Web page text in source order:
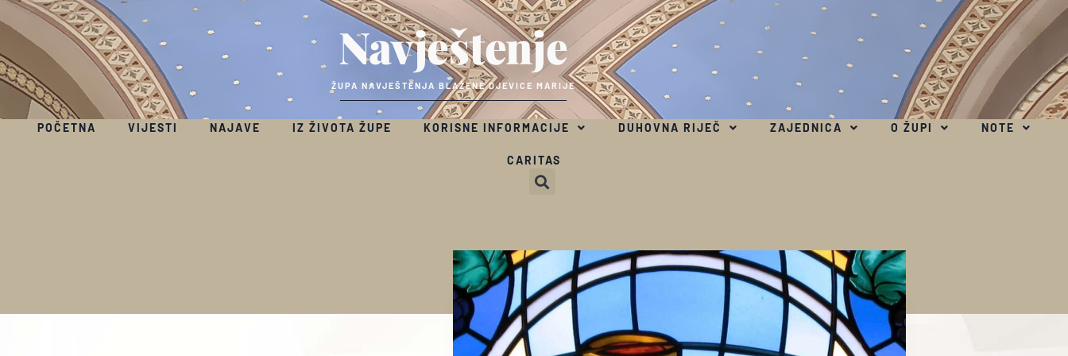
Navještenje
ŽUPA NAVJEŠTENJA BLAŽENE DJEVICE MARIJE
POČETNA VIJESTI NAJAVE IZ ŽIVOTA ŽUPE KORISNE INFORMACIJE DUHOVNA RIJEČ ZAJEDNICA O ŽUPI NOTE
CARITAS